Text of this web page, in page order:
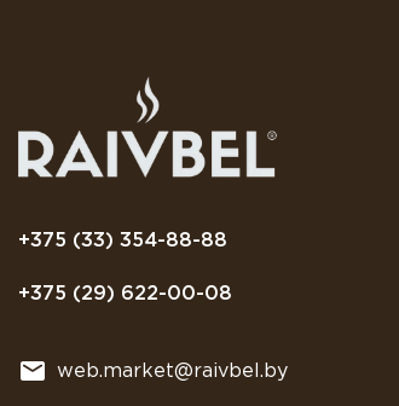
+375 (33) 354-88-88
+375 (29) 622-00-08
web.market@raivbel.by